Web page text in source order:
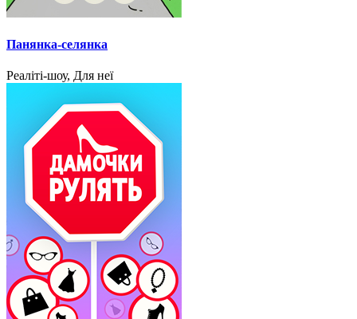
Панянка-селянка
Реаліті-шоу, Для неї